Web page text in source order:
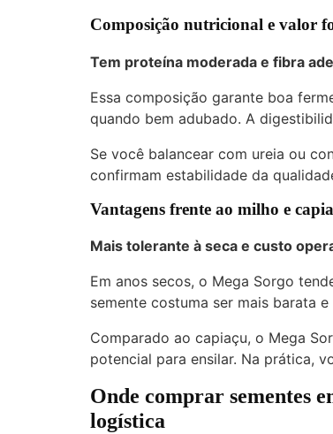
Composição nutricional e valor
Tem proteína moderada e fibra
Essa composição garante boa
quando bem adubado. A
Se você balancear com ureia ou
confirmam estabilidade da
Vantagens frente ao milho e
Mais tolerante à seca e custo
Em anos secos, o Mega Sorgo
semente costuma ser mais barata
Comparado ao capiaçu, o Mega
potencial para ensilar. Na prática,
Onde comprar sementes
logística